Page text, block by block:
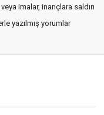
imalar, inançlara saldırı
yazılmış yorumlar